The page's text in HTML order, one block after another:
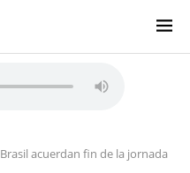
acuerdan fin de la jornada